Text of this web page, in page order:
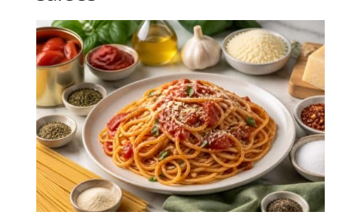
qu’elles accrochent et facilitent le nettoyage après
utilisation. KIT COMPLET POUR RÉUSSIR VOS
CRÊPES : Cette crêpière est livrée avec tous les
accessoires nécessaires : râteau en bois pour
étaler la pâte, louche doseuse, grande spatule et 4
spatules pour mini crêpes. Tout le nécessaire pour
réussir vos crêpes maison comme un pro.